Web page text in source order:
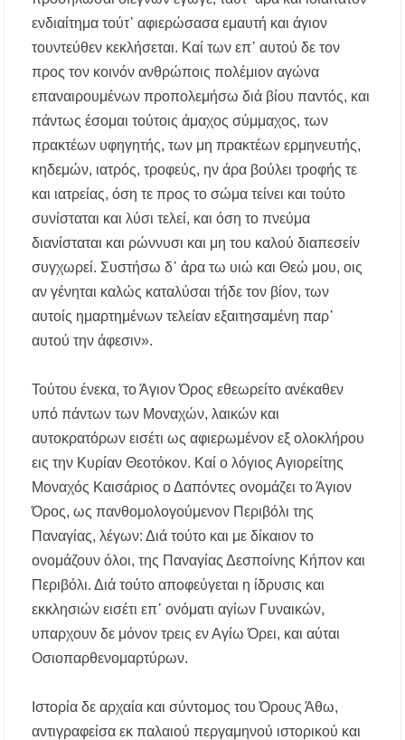
ενδιαίτημα τούτ᾿ αφιερώσασα εμαυτή και άγιον
τουντεύθεν κεκλήσεται. Καί των επ᾿ αυτού δε τον
προς τον κοινόν ανθρώποις πολέμιον αγώνα
επαναιρουμένων προπολεμήσω διά βίου παντός, και
πάντως έσομαι τούτοις άμαχος σύμμαχος, των
πρακτέων υφηγητής, των μη πρακτέων ερμηνευτής,
κηδεμών, ιατρός, τροφεύς, ην άρα βούλει τροφής τε
και ιατρείας, όση τε προς το σώμα τείνει και τούτο
συνίσταται και λύσι τελεί, και όση το πνεύμα
διανίσταται και ρώννυσι και μη του καλού διαπεσείν
συγχωρεί. Συστήσω δ᾿ άρα τω υιώ και Θεώ μου, οις
αν γένηται καλώς καταλύσαι τήδε τον βίον, των
αυτοίς ημαρτημένων τελείαν εξαιτησαμένη παρ᾿
αυτού την άφεσιν».
Τούτου ένεκα, το Άγιον Όρος εθεωρείτο ανέκαθεν
υπό πάντων των Μοναχών, λαικών και
αυτοκρατόρων εισέτι ως αφιερωμένον εξ ολοκλήρου
εις την Κυρίαν Θεοτόκον. Καί ο λόγιος Αγιορείτης
Μοναχός Καισάριος ο Δαπόντες ονομάζει το Άγιον
Όρος, ως πανθομολογούμενον Περιβόλι της
Παναγίας, λέγων: Διά τούτο και με δίκαιον το
ονομάζουν όλοι, της Παναγίας Δεσποίνης Κήπον και
Περιβόλι. Διά τούτο αποφεύγεται η ίδρυσις και
εκκλησιών εισέτι επ᾿ ονόματι αγίων Γυναικών,
υπαρχουν δε μόνον τρεις εν Αγίω Όρει, και αύται
Οσιοπαρθενομαρτύρων.
Ιστορία δε αρχαία και σύντομος του Όρους Άθω,
αντιγραφείσα εκ παλαιού περγαμηνού ιστορικού και